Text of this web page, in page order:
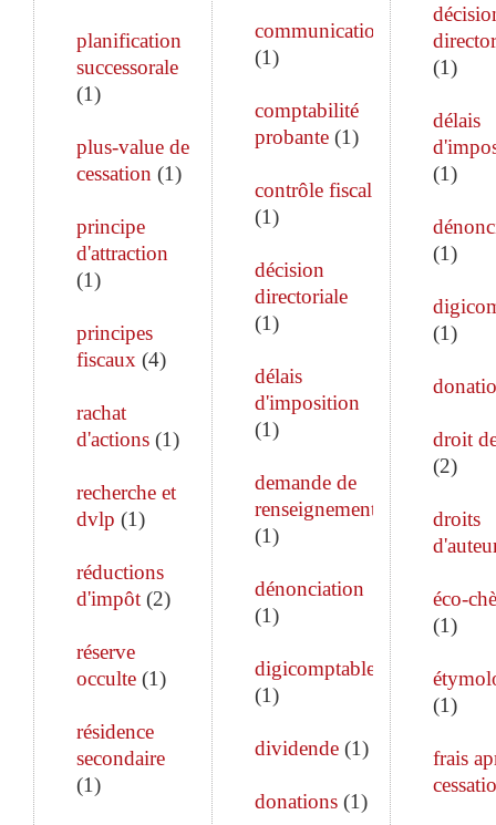
planification
successorale
(1)
plus-value de
cessation (1)
principe
d'attraction
(1)
principes
fiscaux (4)
rachat
d'actions (1)
recherche et
dvlp (1)
réductions
d'impôt (2)
réserve
occulte (1)
résidence
secondaire
(1)
communication
(1)
comptabilité
probante(1)
contrôle fiscal
(1)
décision
directoriale
(1)
délais
d'imposition
(1)
demande de
renseignements
(1)
dénonciation
(1)
digicomptable
(1)
dividende(1)
donations(1)
(1)
délais
(1)
(1)
(1)
droit
(2)
droits
éco-
(1)
(1)
frais